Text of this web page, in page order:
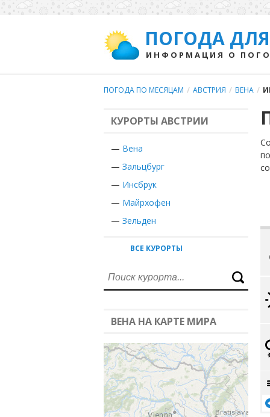
ПОГОДА
ИНФОРМАЦИЯ О
ПОГОДА ПО МЕСЯЦАМ / АВСТРИЯ / ВЕНА /
КУРОРТЫ АВСТРИИ
— Вена
— Зальцбург
— Инсбрук
— Майрхофен
— Зельден
ВСЕ КУРОРТЫ
ВЕНА НА КАРТЕ МИРА